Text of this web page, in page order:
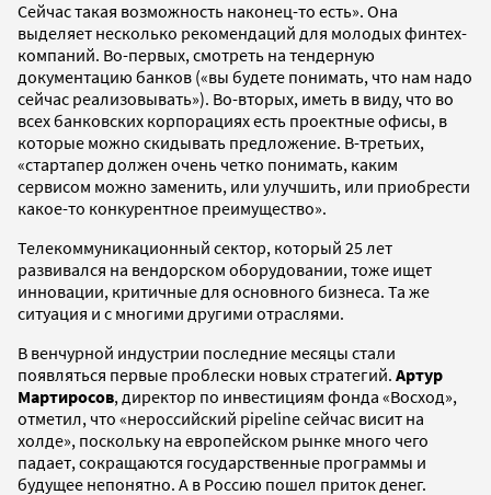
Сейчас такая возможность наконец-то есть». Она
выделяет несколько рекомендаций для молодых финтех-
компаний. Во-первых, смотреть на тендерную
документацию банков («вы будете понимать, что нам надо
сейчас реализовывать»). Во-вторых, иметь в виду, что во
всех банковских корпорациях есть проектные офисы, в
которые можно скидывать предложение. В-третьих,
«стартапер должен очень четко понимать, каким
сервисом можно заменить, или улучшить, или приобрести
какое-то конкурентное преимущество».
Телекоммуникационный сектор, который 25 лет
развивался на вендорском оборудовании, тоже ищет
инновации, критичные для основного бизнеса. Та же
ситуация и с многими другими отраслями.
В венчурной индустрии последние месяцы стали
появляться первые проблески новых стратегий. Артур
Мартиросов, директор по инвестициям фонда «Восход»,
отметил, что «нероссийский pipeline сейчас висит на
холде», поскольку на европейском рынке много чего
падает, сокращаются государственные программы и
будущее непонятно. А в Россию пошел приток денег.